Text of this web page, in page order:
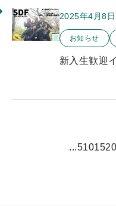
2025年4月8日
このお知ら
お知らせ
新入生歓迎
...5101520